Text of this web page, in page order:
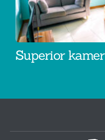
Superior kamer